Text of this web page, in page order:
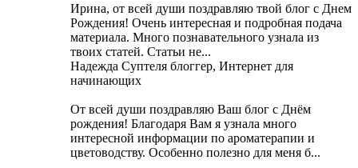
Ирина, от всей души поздравляю твой блог с Днем
Рождения! Очень интересная и подробная подача
материала. Много познавательного узнала из
твоих статей. Статьи не...
Надежда Суптеля блоггер, Интернет для
начинающих
От всей души поздравляю Ваш блог с Днём
рождения! Благодаря Вам я узнала много
интересной информации по ароматерапии и
цветоводству. Особенно полезно для меня б...